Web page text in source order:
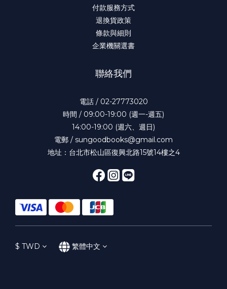
付款服務方式
退換貨政策
條款與細則
企業機關選書
聯絡我們
電話 / 02-27773020
時間 / 09:00-19:00 (週一-週五)
14:00-19:00 (週六、週日)
電郵 / sungoodbooks@gmail.com
地址：台北市松山區復興北路15號14樓之4
$ TWD 繁體中文